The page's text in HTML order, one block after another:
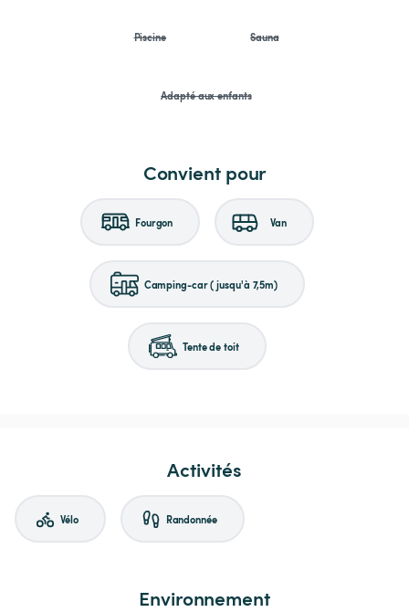
Piscine Sauna
Adapté aux enfants
Convient pour
Fourgon Van
Camping-car (jusqu'à 7,5m)
Tente de toit
Activités
Vélo Randonnée
Environnement